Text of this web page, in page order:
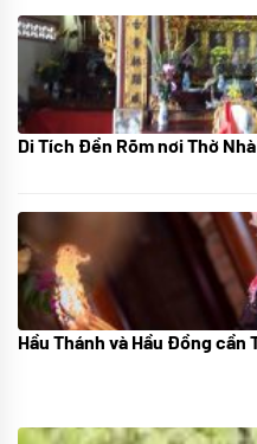
05/07/2024
Di Tích Đền Rõm nơi Thờ
05/07/2024
Hầu Thánh và Hầu Đồng cần